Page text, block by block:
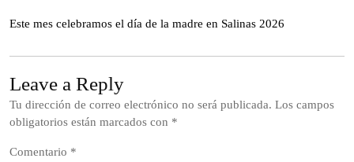
Este mes celebramos el día de la madre en Salinas 2026
Leave a Reply
Tu dirección de correo electrónico no será publicada. Los campos
obligatorios están marcados con *
Comentario *